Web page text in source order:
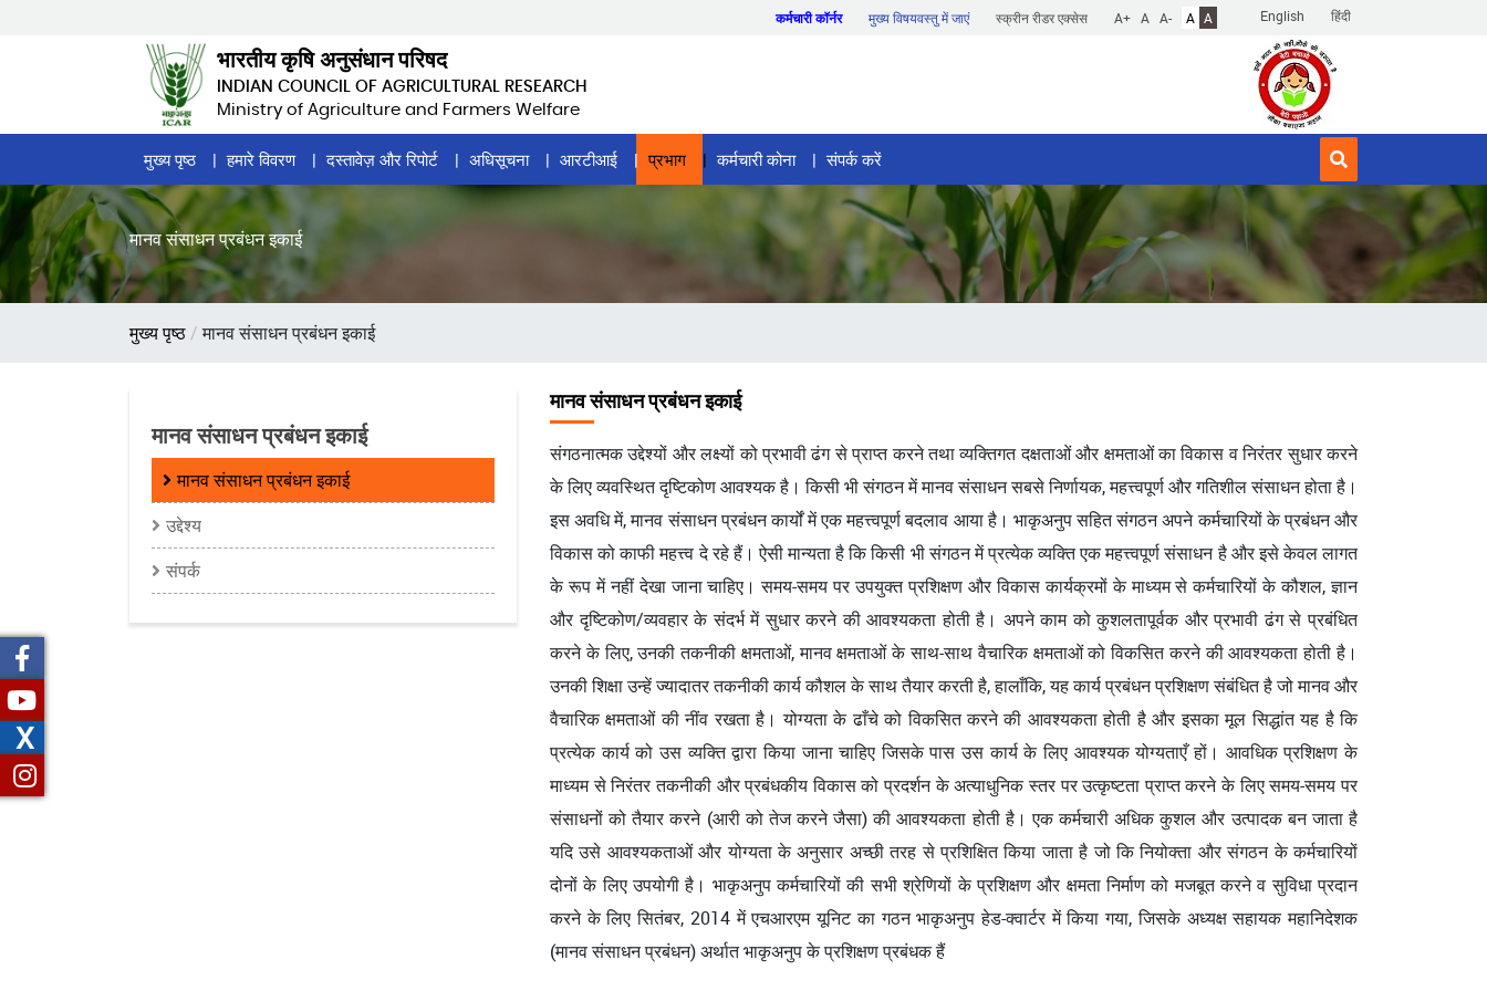
English हिंदी
कर्मचारी कॉर्नर मुख्य विषयवस्तु में जाएं स्क्रीन रीडर एक्सेस A+ A A- A A
भारतीय कृषि अनुसंधान परिषद
INDIAN COUNCIL OF AGRICULTURAL RESEARCH
Ministry of Agriculture and Farmers Welfare
Home
Page
Menu
मुख्य पृष्ठ हमारे विवरण दस्तावेज़ और रिपोर्ट अधिसूचना आरटीआई प्रभाग कर्मचारी कोना संपर्क करें
मानव संसाधन प्रबंधन इकाई
पग
मुख्य पृष्ठ मानव संसाधन प्रबंधन इकाई
मानव संसाधन प्रबंधन इकाई
मानव संसाधन प्रबंधन इकाई
उद्देश्य
संपर्क
मानव संसाधन प्रबंधन इकाई
संगठनात्मक उद्देश्यों और लक्ष्यों को प्रभावी ढंग से प्राप्त करने तथा व्यक्तिगत दक्षताओं और क्षमताओं का विकास व निरंतर सुधार करने
के लिए व्यवस्थित दृष्टिकोण आवश्यक है। किसी भी संगठन में मानव संसाधन सबसे निर्णायक, महत्त्वपूर्ण और गतिशील संसाधन होता है।
इस अवधि में, मानव संसाधन प्रबंधन कार्यों में एक महत्त्वपूर्ण बदलाव आया है। भाकृअनुप सहित संगठन अपने कर्मचारियों के प्रबंधन और
विकास को काफी महत्त्व दे रहे हैं। ऐसी मान्यता है कि किसी भी संगठन में प्रत्येक व्यक्ति एक महत्त्वपूर्ण संसाधन है और इसे केवल लागत
के रूप में नहीं देखा जाना चाहिए। समय-समय पर उपयुक्त प्रशिक्षण और विकास कार्यक्रमों के माध्यम से कर्मचारियों के कौशल, ज्ञान
और दृष्टिकोण/व्यवहार के संदर्भ में सुधार करने की आवश्यकता होती है। अपने काम को कुशलतापूर्वक और प्रभावी ढंग से प्रबंधित
करने के लिए, उनकी तकनीकी क्षमताओं, मानव क्षमताओं के साथ-साथ वैचारिक क्षमताओं को विकसित करने की आवश्यकता होती है।
उनकी शिक्षा उन्हें ज्यादातर तकनीकी कार्य कौशल के साथ तैयार करती है, हालाँकि, यह कार्य प्रबंधन प्रशिक्षण संबंधित है जो मानव और
वैचारिक क्षमताओं की नींव रखता है। योग्यता के ढाँचे को विकसित करने की आवश्यकता होती है और इसका मूल सिद्धांत यह है कि
प्रत्येक कार्य को उस व्यक्ति द्वारा किया जाना चाहिए जिसके पास उस कार्य के लिए आवश्यक योग्यताएँ हों। आवधिक प्रशिक्षण के
माध्यम से निरंतर तकनीकी और प्रबंधकीय विकास को प्रदर्शन के अत्याधुनिक स्तर पर उत्कृष्टता प्राप्त करने के लिए समय-समय पर
संसाधनों को तैयार करने (आरी को तेज करने जैसा) की आवश्यकता होती है। एक कर्मचारी अधिक कुशल और उत्पादक बन जाता है
यदि उसे आवश्यकताओं और योग्यता के अनुसार अच्छी तरह से प्रशिक्षित किया जाता है जो कि नियोक्ता और संगठन के कर्मचारियों
दोनों के लिए उपयोगी है। भाकृअनुप कर्मचारियों की सभी श्रेणियों के प्रशिक्षण और क्षमता निर्माण को मजबूत करने व सुविधा प्रदान
करने के लिए सितंबर, 2014 में एचआरएम यूनिट का गठन भाकृअनुप हेड-क्वार्टर में किया गया, जिसके अध्यक्ष सहायक महानिदेशक
(मानव संसाधन प्रबंधन) अर्थात भाकृअनुप के प्रशिक्षण प्रबंधक हैं
X